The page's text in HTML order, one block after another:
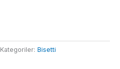
Kategoriler: Bisetti